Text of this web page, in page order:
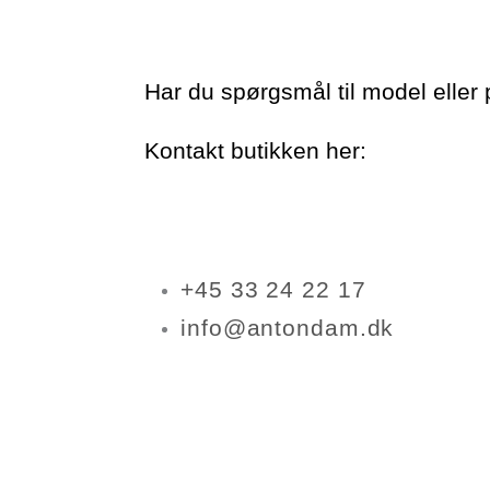
Har du spørgsmål til model eller
Kontakt butikken her:
+45 33 24 22 17
info@antondam.dk